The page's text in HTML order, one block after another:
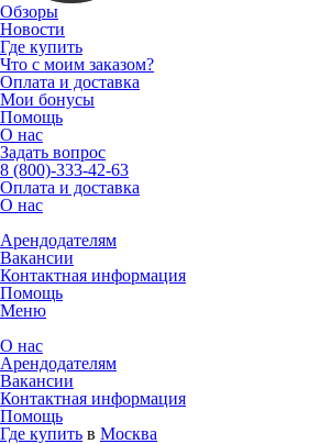
Обзоры
Новости
Где купить
Что с моим заказом?
Оплата и доставка
Мои бонусы
Помощь
О нас
Задать вопрос
8 (800)-333-42-63
Оплата и доставка
О нас
Арендодателям
Вакансии
Контактная информация
Помощь
Меню
О нас
Арендодателям
Вакансии
Контактная информация
Помощь
Где купить в Москва